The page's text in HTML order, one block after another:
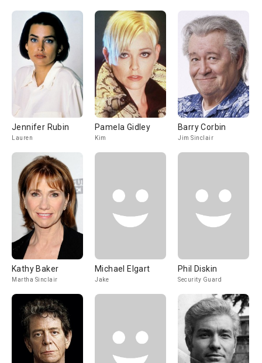
Jennifer Rubin
Lauren
Pamela Gidley
Kim
Barry Corbin
Jim Sinclair
Kathy Baker
Martha Sinclair
Michael Elgart
Jake
Phil Diskin
Security Guard